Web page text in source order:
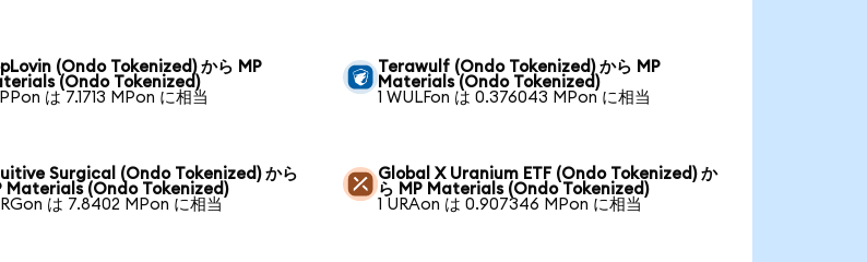
(Ondo Tokenized) から MP
(Ondo Tokenized)
は 7.1713 MPon に相当
Terawulf (Ondo Tokenized) から MP
Materials (Ondo Tokenized)
1 WULFon は 0.376043 MPon に相当
Surgical (Ondo Tokenized) から
Materials (Ondo Tokenized)
は 7.8402 MPon に相当
Global X Uranium ETF (Ondo Tokenized) か
ら MP Materials (Ondo Tokenized)
1 URAon は 0.907346 MPon に相当